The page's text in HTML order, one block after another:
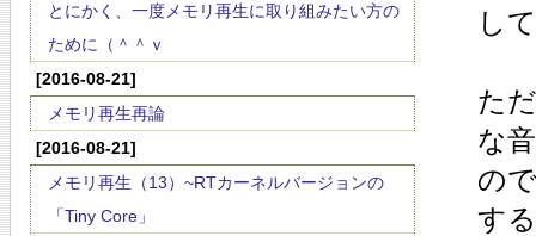
とにかく、一度メモリ再生に取り組みたい方の
ために（＾＾ｖ
[2016-08-21]
メモリ再生再論
[2016-08-21]
メモリ再生（13）~RTカーネルバージョンの
「Tiny Core」
し
た
な
の
す